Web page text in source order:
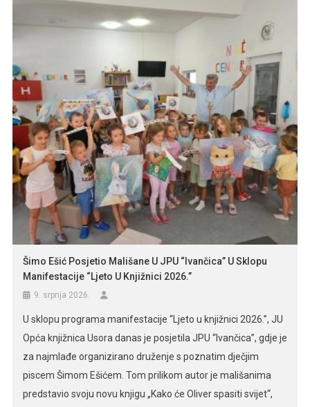
Šimo Ešić Posjetio Mališane U JPU “Ivančica” U Sklopu
Manifestacije “Ljeto U Knjižnici 2026.”
9. srpnja 2026.
U sklopu programa manifestacije “Ljeto u knjižnici 2026.”, JU
Opća knjižnica Usora danas je posjetila JPU “Ivančica”, gdje je
za najmlađe organizirano druženje s poznatim dječjim
piscem Šimom Ešićem. Tom prilikom autor je mališanima
predstavio svoju novu knjigu „Kako će Oliver spasiti svijet“,